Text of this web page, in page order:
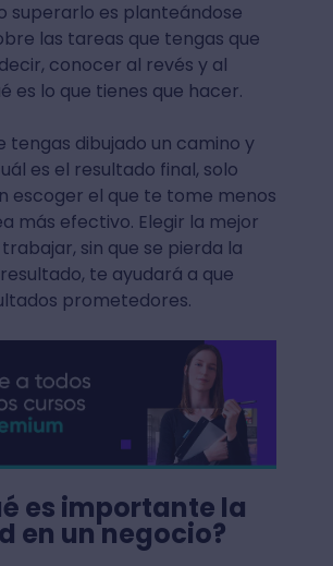
superarlo es planteándose
las tareas que tengas que
conocer al revés y al
es lo que tienes que hacer.
tengas dibujado un camino y
es el resultado final, solo
escoger el que te tome menos
más efectivo. Elegir la mejor
sin que se pierda la
te ayudará a que
prometedores.
es importante la
en un negocio?